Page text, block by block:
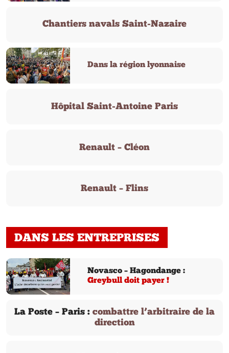
Chantiers navals Saint-Nazaire
Dans la région lyonnaise
Hôpital Saint-Antoine Paris
Renault – Cléon
Renault – Flins
DANS LES ENTREPRISES
Novasco – Hagondange :
Greybull doit payer !
La Poste – Paris : combattre l’arbitraire de la
direction